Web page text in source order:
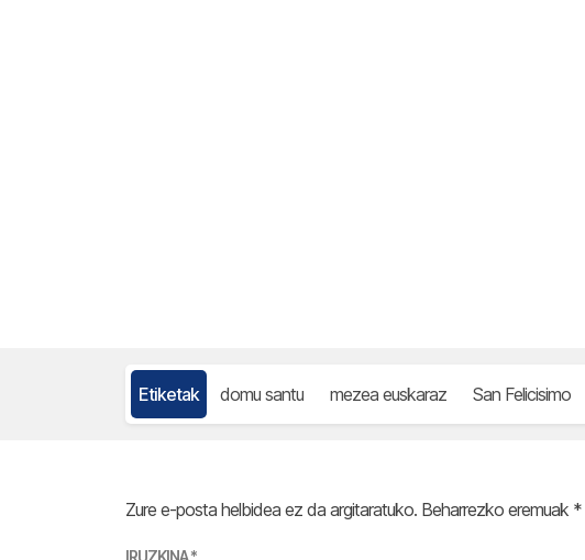
Etiketak domu santu mezea euskaraz San Felicisimo
Zure e-posta helbidea ez da argitaratuko. Beharrezko eremuak *
IRUZKINA*